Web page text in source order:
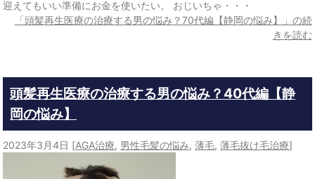
迎えてもいい準備にお金を使いたい。 おじいちゃ・・・
「頭髪再生医療の治療する男の悩み？70代編【静岡の悩み】」の続
きを読む
頭髪再生医療の治療する男の悩み？40代編【静
岡の悩み】
2023年3月4日 [AGA治療, 男性毛髪の悩み,薄毛,薄毛抜け毛治療]